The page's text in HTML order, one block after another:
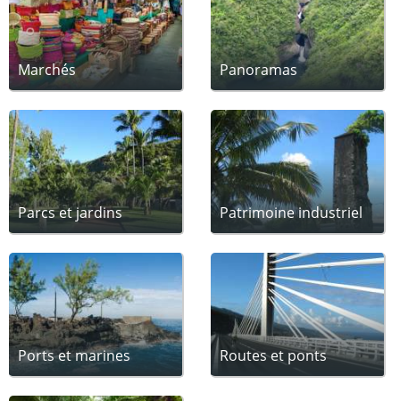
Marchés Panoramas
Parcs et jardins Patrimoine industriel
Ports et marines Routes et ponts